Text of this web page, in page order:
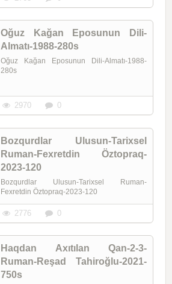
Oğuz Kağan Eposunun Dili-
Almatı-1988-280s
Oğuz Kağan Eposunun Dili-Almatı-1988-
280s
2970 0
Bozqurdlar Ulusun-Tarixsel
Ruman-Fexretdin Öztopraq-
2023-120
Bozqurdlar Ulusun-Tarixsel Ruman-
Fexretdin Öztopraq-2023-120
2776 0
Haqdan Axıtılan Qan-2-3-
Ruman-Reşad Tahiroğlu-2021-
750s